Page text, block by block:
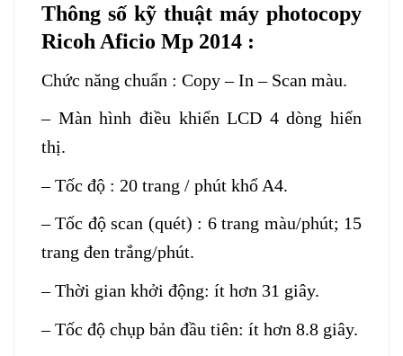
Thông số kỹ thuật máy photocopy
Ricoh Aficio Mp 2014 :
Chức năng chuẩn : Copy – In – Scan màu.
– Màn hình điều khiển LCD 4 dòng hiển
thị.
– Tốc độ : 20 trang / phút khổ A4.
– Tốc độ scan (quét) : 6 trang màu/phút; 15
trang đen trắng/phút.
– Thời gian khởi động: ít hơn 31 giây.
– Tốc độ chụp bản đầu tiên: ít hơn 8.8 giây.